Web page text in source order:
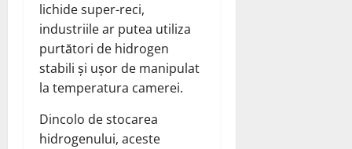
lichide super-reci,
industriile ar putea utiliza
purtători de hidrogen
stabili și ușor de manipulat
la temperatura camerei.
Dincolo de stocarea
hidrogenului, aceste